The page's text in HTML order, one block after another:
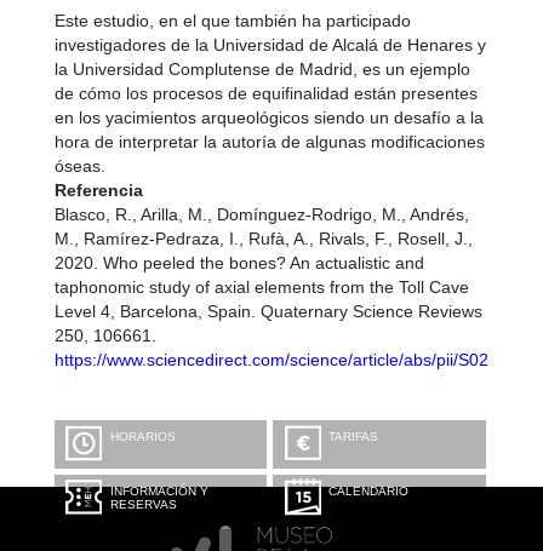
Este estudio, en el que también ha participado
investigadores de la Universidad de Alcalá de Henares y
la Universidad Complutense de Madrid, es un ejemplo
de cómo los procesos de equifinalidad están presentes
en los yacimientos arqueológicos siendo un desafío a la
hora de interpretar la autoría de algunas modificaciones
óseas.
Referencia
Blasco, R., Arilla, M., Domínguez-Rodrigo, M., Andrés,
M., Ramírez-Pedraza, I., Rufà, A., Rivals, F., Rosell, J.,
2020. Who peeled the bones? An actualistic and
taphonomic study of axial elements from the Toll Cave
Level 4, Barcelona, Spain. Quaternary Science Reviews
250, 106661.
https://www.sciencedirect.com/science/article/abs/pii/
HORARIOS TARIFAS
INFORMACIÓN Y
RESERVAS
CALENDARIO